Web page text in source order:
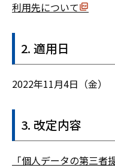
利用先について
適用日
2022年11月4日（金）
改定内容
「個人データの第三